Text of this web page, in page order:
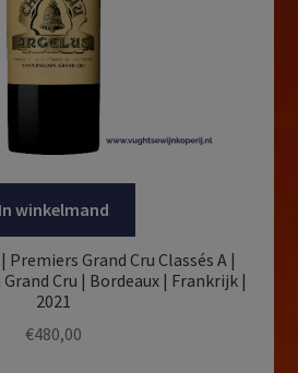
In winkelmand
Premiers Grand Cru Classés A |
Cru | Bordeaux | Frankrijk |
2021
€480,00